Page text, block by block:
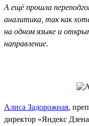
А ещё прошла
аналитика, так как
на одном языке и
направление.
Алиса Задорожная,
директор «Яндекс